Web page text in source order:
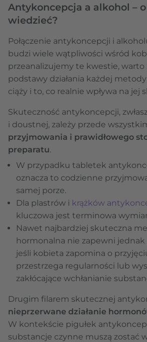
Antykoncepcja a alkohol –
wiedzieć?
Połączenie antykoncepcji i
budzi wiele wątpliwości wśród
przeanalizujemy te kwestie, warto
podstawy działania każdej
ciąży i to, co realnie wpływa na jej
Skuteczność antykoncepcji,
i doustnej, zależy przede
przyjmowania i prawidłowego
preparatu.
W przypadku tabletek
oznacza to codzienne
samej porze.
Dla plastrów i krążków
kluczowa jest terminowa
Nawet najbardziej skuteczna
hormonalna nie zapewni jednak
jeśli kobieta zapomina o
przestrzega regularności lub
zakłócające wchłanianie
Drugim filarem skutecznej
nieprzerwane działanie
W kontekście pigułek
substancje czynne muszą zostać